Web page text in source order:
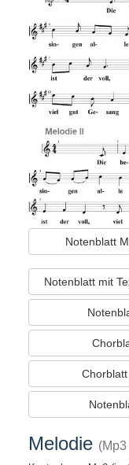
Notenblatt
Notenblatt mit
Melodie